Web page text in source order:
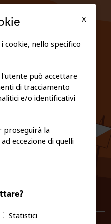
POLICY
mail.eu
X
cookie, nello specifico
può accettare
di tracciamento
e/o identificativi
proseguirà la
eccezione di quelli
Statistici